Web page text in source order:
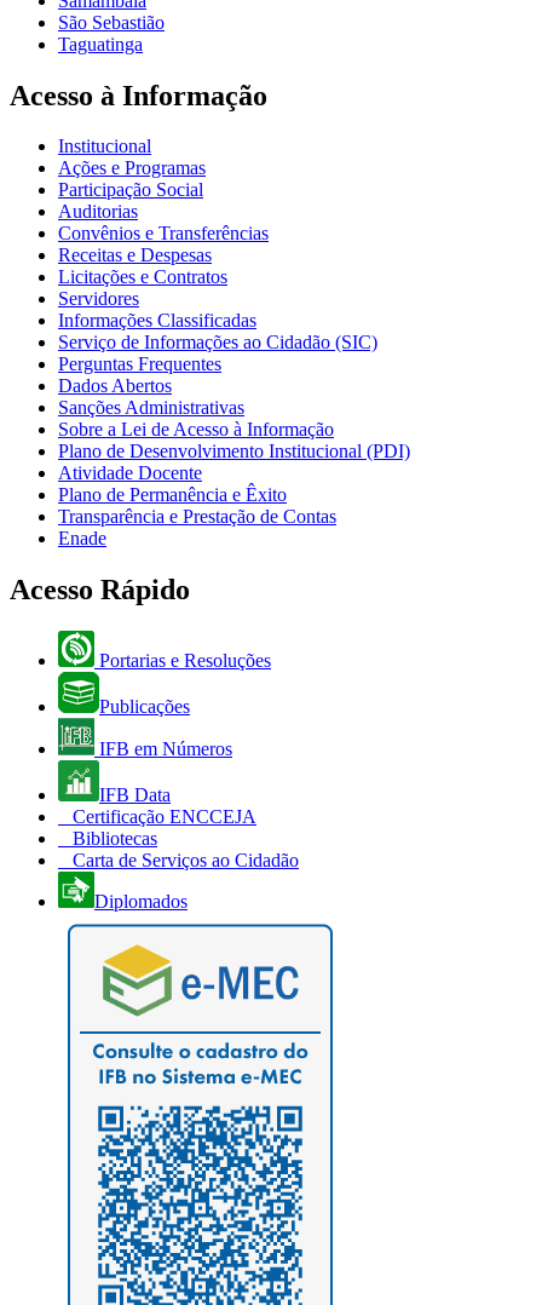
São Sebastião
Taguatinga
Acesso à Informação
Institucional
Ações e Programas
Participação Social
Auditorias
Convênios e Transferências
Receitas e Despesas
Licitações e Contratos
Servidores
Informações Classificadas
Serviço de Informações ao Cidadão (SIC)
Perguntas Frequentes
Dados Abertos
Sanções Administrativas
Sobre a Lei de Acesso à Informação
Plano de Desenvolvimento Institucional (PDI)
Atividade Docente
Plano de Permanência e Êxito
Transparência e Prestação de Contas
Enade
Acesso Rápido
Portarias e Resoluções
Publicações
IFB em Números
IFB Data
Certificação ENCCEJA
Bibliotecas
Carta de Serviços ao Cidadão
Diplomados